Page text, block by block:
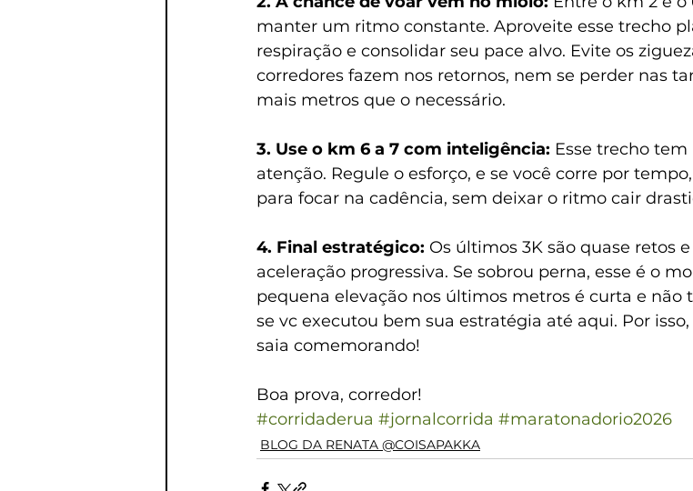
manter um ritmo constante. Aproveite esse trecho
respiração e consolidar seu pace alvo. Evite os
corredores fazem nos retornos, nem se perder nas
mais metros que o necessário.
3. Use o km 6 a 7 com inteligência: Esse trecho
atenção. Regule o esforço, e se você corre por
para focar na cadência, sem deixar o ritmo cair
4. Final estratégico: Os últimos 3K são quase retos
aceleração progressiva. Se sobrou perna, esse é o
pequena elevação nos últimos metros é curta e não
se vc executou bem sua estratégia até aqui. Por
saia comemorando!
Boa prova, corredor!
#corridaderua #jornalcorrida #maratonadorio2026
BLOG DA RENATA @COISAPAKKA